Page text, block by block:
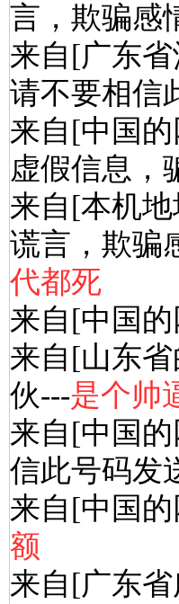
言，欺骗感
来自[广东
请不要相信
来自[中国
虚假信息，
来自[本机
谎言，欺骗
代都死
来自[中国
来自[山东
伙---是个帅
来自[中国
信此号码发
来自[中国
额
来自[广东